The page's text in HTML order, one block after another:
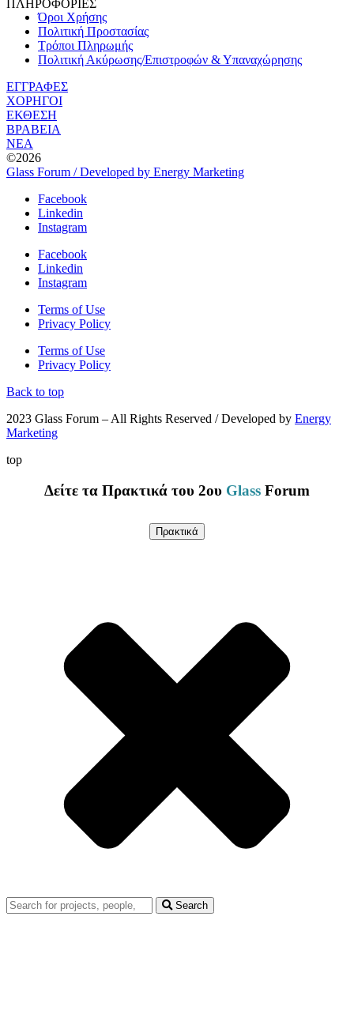
ΠΛΗΡΟΦΟΡΙΕΣ
Όροι Χρήσης
Πολιτική Προστασίας
Τρόποι Πληρωμής
Πολιτική Ακύρωσης/Επιστροφών & Υπαναχώρησης
ΕΓΓΡΑΦΕΣ
ΧΟΡΗΓΟΙ
ΕΚΘΕΣΗ
ΒΡΑΒΕΙΑ
ΝΕΑ
©2026
Glass Forum / Developed by Energy Marketing
Facebook
Linkedin
Instagram
Facebook
Linkedin
Instagram
Terms of Use
Privacy Policy
Terms of Use
Privacy Policy
Back to top
2023 Glass Forum – All Rights Reserved / Developed by Energy
Marketing
top
Δείτε τα Πρακτικά του 2ου Glass Forum
Πρακτικά
Search